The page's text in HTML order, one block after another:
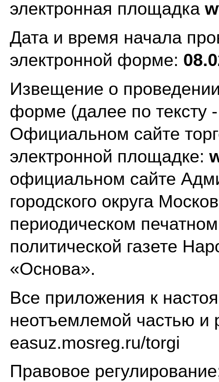
электронная площадка
Дата и время начала
электронной форме:
Извещение о
форме (далее по тексту
Официальном сайте
электронной площадке:
официальном сайте
городского округа
периодическом
политической газете
«Основа».
Все приложения к
неотъемлемой частью и
easuz.mosreg.ru/torgi
Правовое